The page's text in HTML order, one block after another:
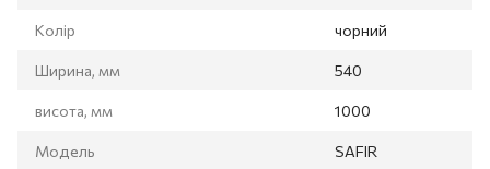
Колір чорний
Ширина, мм 540
висота, мм 1000
Модель SAFIR